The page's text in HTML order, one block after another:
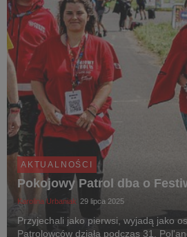
AKTUALNOŚCI
Pokojowy Patrol dba o
Karolina Urbaniak 29 lipca 2025
Przyjechali jako pierwsi, wyjadą jako
Patrolowców działa podczas 31.